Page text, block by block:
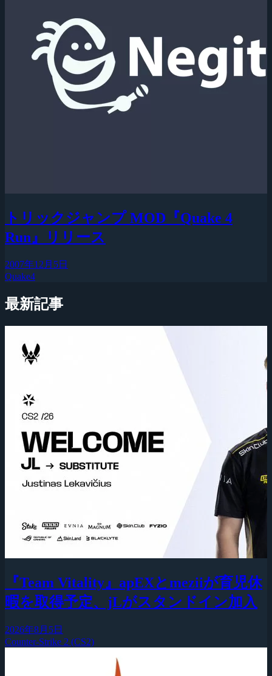
トリックジャンプ MOD『Quake 4
Run』リリース
2007年12月5日
Quake4
最新記事
『Team Vitality』apEXとmeziiが育児休
暇を取得予定、jLがスタンドイン加入
2026年8月5日
Counter-Strike 2 (CS2)